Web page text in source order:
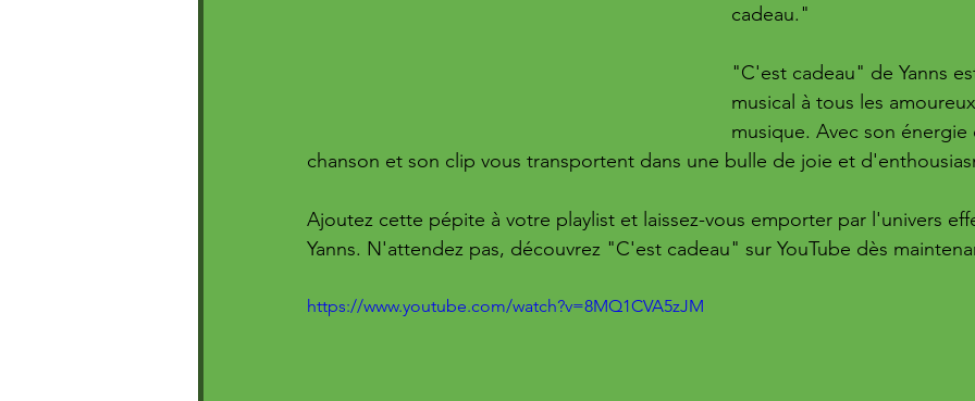
cadeau."
"C'est cadeau" de Yanns
musical à tous les
musique. Avec son énergie
chanson et son clip vous transportent dans une bulle de joie et
Ajoutez cette pépite à votre playlist et laissez-vous emporter par l'univers
Yanns. N'attendez pas, découvrez "C'est cadeau" sur YouTube dès
https://www.youtube.com/watch?v=8MQ1CVA5zJM